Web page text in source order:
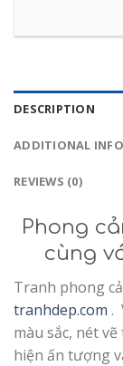
DESCRIPTION
ADDITIONAL
REVIEWS (0)
Phong
cùng
Tranh phong
tranhdep.com .
màu sắc, nét
hiện ấn tượng